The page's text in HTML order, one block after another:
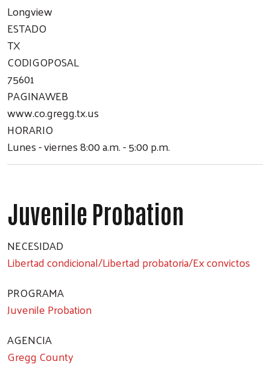
Longview
ESTADO
TX
CODIGOPOSAL
75601
PAGINAWEB
www.co.gregg.tx.us
HORARIO
Lunes - viernes 8:00 a.m. - 5:00 p.m.
Juvenile Probation
NECESIDAD
Libertad condicional/Libertad probatoria/Ex convictos
PROGRAMA
Juvenile Probation
AGENCIA
Gregg County